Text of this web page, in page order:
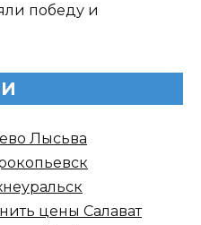
победу и
Лысьва
цены Салават